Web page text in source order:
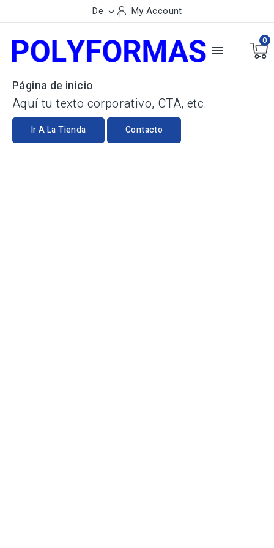
De  My Account

0
Página de inicio
Aquí tu texto corporativo, CTA, etc.
Ir A La Tienda Contacto